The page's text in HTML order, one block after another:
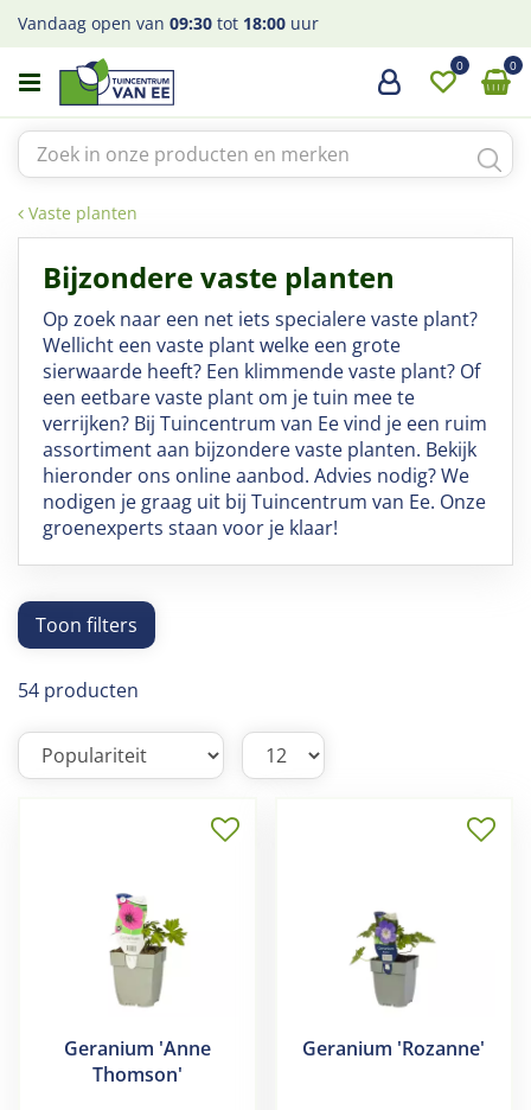
a
Vaste planten
Vandaag open van 09:30 tot 18:00 uur
Bijzondere vaste planten
Op zoek naar een net iets specialere vaste plant?
Wellicht een vaste plant welke een grote
sierwaarde heeft? Een klimmende vaste plant? Of
een eetbare vaste plant om je tuin mee te
verrijken? Bij Tuincentrum van Ee vind je een ruim
assortiment aan bijzondere vaste planten. Bekijk
hieronder ons online aanbod. Advies nodig? We
nodigen je graag uit bij Tuincentrum van Ee. Onze
groenexperts staan voor je klaar!
Toon filters
54 producten
Geranium 'Anne
Thomson'
Geranium 'Rozanne'